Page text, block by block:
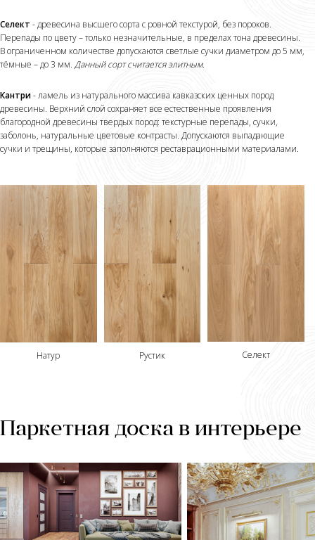
Селект - древесина высшего сорта с ровной текстурой, без пороков.
Перепады по цвету – только незначительные, в пределах тона древесины.
В ограниченном количестве допускаются светлые сучки диаметром до 5 мм,
тёмные – до 3 мм. Данный сорт считается элитным.
Кантри- ламель из натурального массива кавказских ценных пород
древесины. Верхний слой сохраняет все естественные проявления
благородной древесины твердых пород: текстурные перепады, сучки,
заболонь, натуральные цветовые контрасты. Допускаются выпадающие
сучки и трещины, которые заполняются реставрационными материалами.
Натур Рустик Селект
Паркетная доска в интерьере